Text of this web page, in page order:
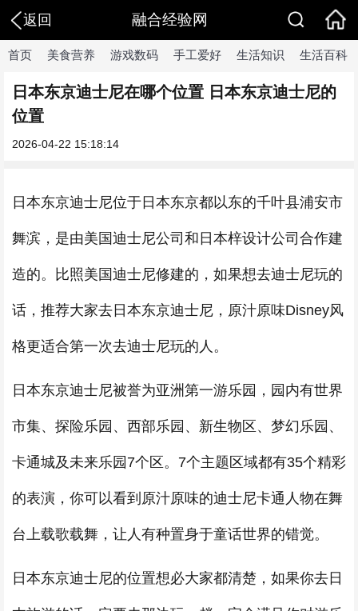
返回 融合经验网
首页 美食营养 游戏数码 手工爱好 生活知识 生活百科
日本东京迪士尼在哪个位置 日本东京迪士尼的
位置
2026-04-22 15:18:14
日本东京迪士尼位于日本东京都以东的千叶县浦安市
舞滨，是由美国迪士尼公司和日本梓设计公司合作建
造的。比照美国迪士尼修建的，如果想去迪士尼玩的
话，推荐大家去日本东京迪士尼，原汁原味Disney风
格更适合第一次去迪士尼玩的人。
日本东京迪士尼被誉为亚洲第一游乐园，园内有世界
市集、探险乐园、西部乐园、新生物区、梦幻乐园、
卡通城及未来乐园7个区。7个主题区域都有35个精彩
的表演，你可以看到原汁原味的迪士尼卡通人物在舞
台上载歌载舞，让人有种置身于童话世界的错觉。
日本东京迪士尼的位置想必大家都清楚，如果你去日